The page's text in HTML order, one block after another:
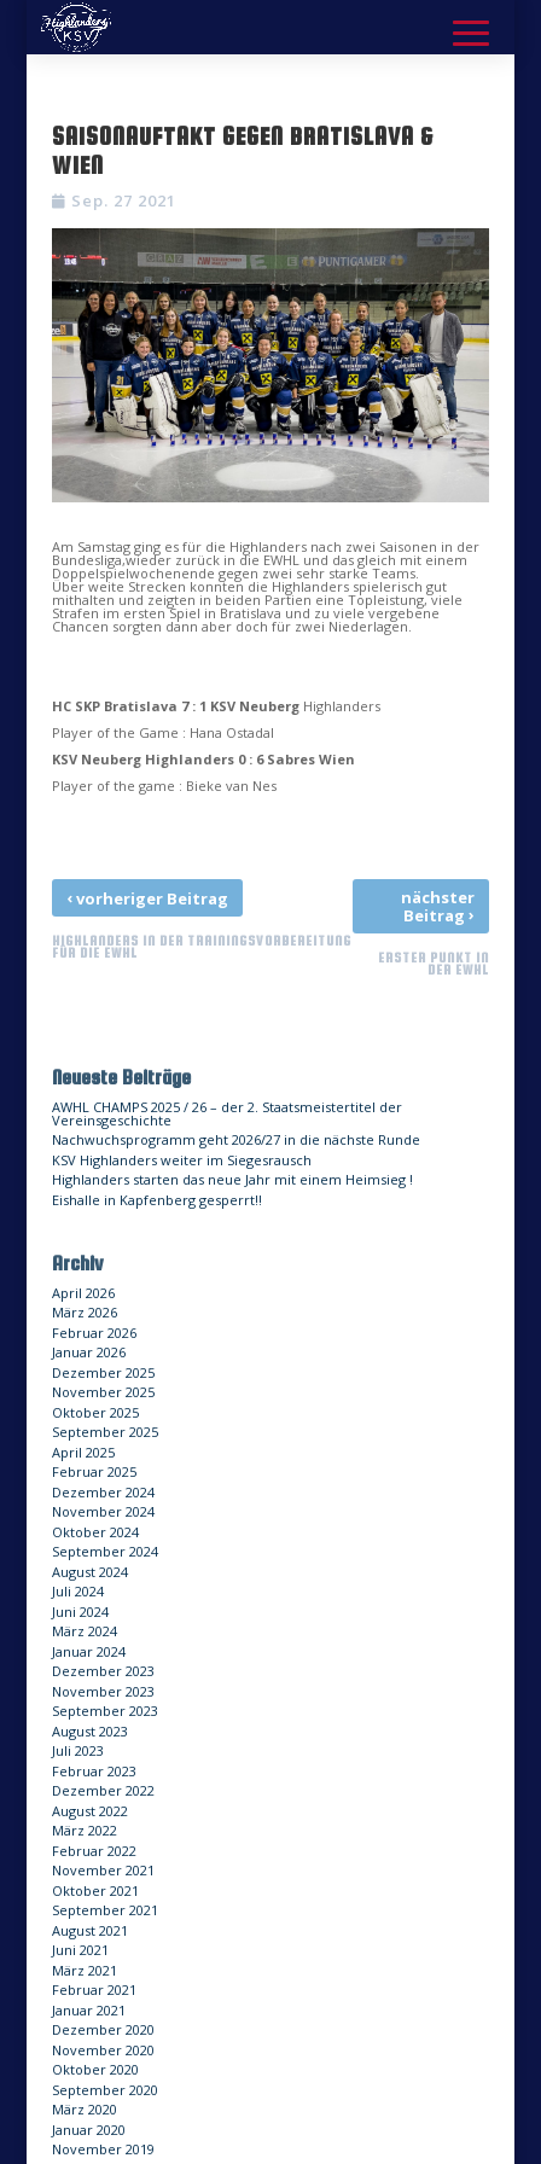
SAISONAUFTAKT GEGEN BRATISLAVA &
WIEN
Sep. 27 2021
Am Samstag ging es für die Highlanders nach zwei Saisonen in der
Bundesliga,wieder zurück in die EWHL und das gleich mit einem
Doppelspielwochenende gegen zwei sehr starke Teams.
Über weite Strecken konnten die Highlanders spielerisch gut
mithalten und zeigten in beiden Partien eine Topleistung, viele
Strafen im ersten Spiel in Bratislava und zu viele vergebene
Chancen sorgten dann aber doch für zwei Niederlagen.
HC SKP Bratislava 7 : 1 KSV NeubergHighlanders
Player of the Game : Hana Ostadal
KSV Neuberg Highlanders 0 : 6 Sabres Wien
Player of the game : Bieke van Nes
‹vorheriger Beitrag
HIGHLANDERS IN DER TRAININGSVORBEREITUNG
FÜR DIE EWHL
nächster
Beitrag›
ERSTER PUNKT IN
DER EWHL
Neueste Beiträge
AWHL CHAMPS 2025 / 26 – der 2. Staatsmeistertitel der
Vereinsgeschichte
Nachwuchsprogramm geht 2026/27 in die nächste Runde
KSV Highlanders weiter im Siegesrausch
Highlanders starten das neue Jahr mit einem Heimsieg !
Eishalle in Kapfenberg gesperrt!!
Archiv
April 2026
März 2026
Februar 2026
Januar 2026
Dezember 2025
November 2025
Oktober 2025
September 2025
April 2025
Februar 2025
Dezember 2024
November 2024
Oktober 2024
September 2024
August 2024
Juli 2024
Juni 2024
März 2024
Januar 2024
Dezember 2023
November 2023
September 2023
August 2023
Juli 2023
Februar 2023
Dezember 2022
August 2022
März 2022
Februar 2022
November 2021
Oktober 2021
September 2021
August 2021
Juni 2021
März 2021
Februar 2021
Januar 2021
Dezember 2020
November 2020
Oktober 2020
September 2020
März 2020
Januar 2020
November 2019